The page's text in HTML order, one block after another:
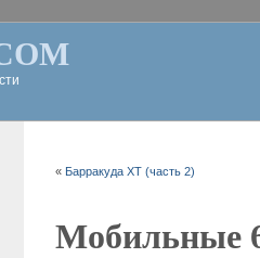
« Барракуда XT (часть 2)
Мобильные